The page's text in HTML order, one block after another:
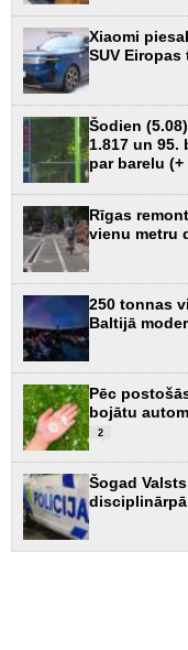
Xiaomi
SUV Eiropas
Šodien
1.817 un 95.
par barelu (+
Rīgas
vienu metru
250 tonnas
Baltijā
Pēc
bojātu
2
Šogad